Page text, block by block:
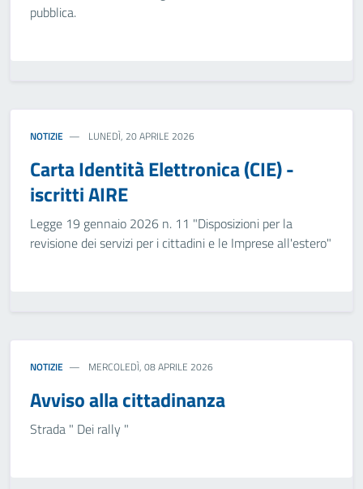
pubblica.
NOTIZIE LUNEDÌ, 20 APRILE 2026
Carta Identità Elettronica (CIE) -
iscritti AIRE
Legge 19 gennaio 2026 n. 11 "Disposizioni per la
revisione dei servizi per i cittadini e le Imprese all'estero"
NOTIZIE MERCOLEDÌ, 08 APRILE 2026
Avviso alla cittadinanza
Strada " Dei rally "